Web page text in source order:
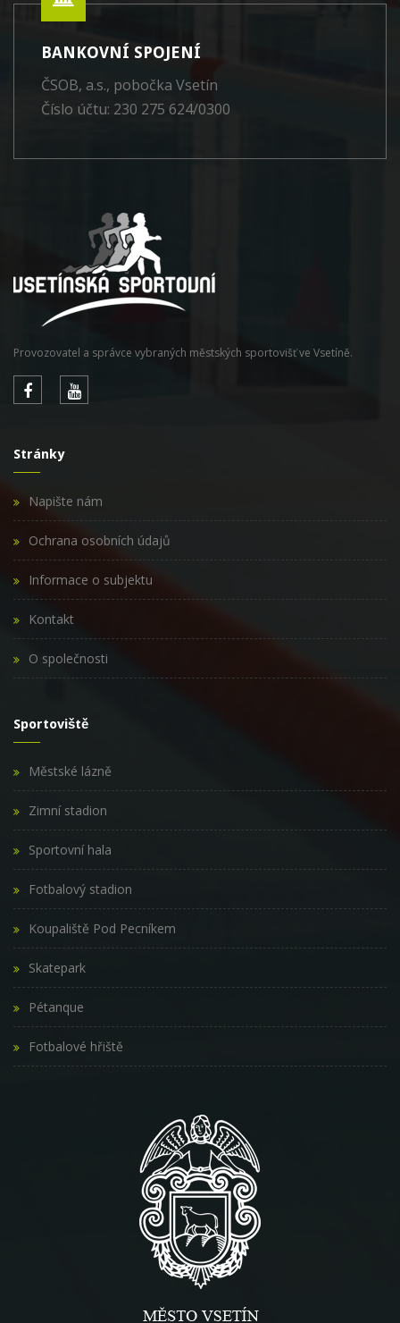
BANKOVNÍ SPOJENÍ
ČSOB, a.s., pobočka Vsetín
Číslo účtu: 230 275 624/0300
Provozovatel a správce vybraných městských sportovišť ve Vsetíně.
Stránky
Napište nám
Ochrana osobních údajů
Informace o subjektu
Kontakt
O společnosti
Sportoviště
Městské lázně
Zimní stadion
Sportovní hala
Fotbalový stadion
Koupaliště Pod Pecníkem
Skatepark
Pétanque
Fotbalové hřiště